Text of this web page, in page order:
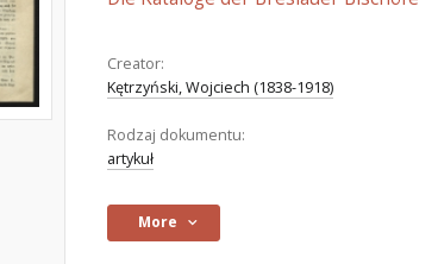
Creator:
Kętrzyński, Wojciech (1838-1918)
Rodzaj dokumentu:
artykuł
More